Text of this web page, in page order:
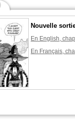
Nouvelle
En English,
En Français,